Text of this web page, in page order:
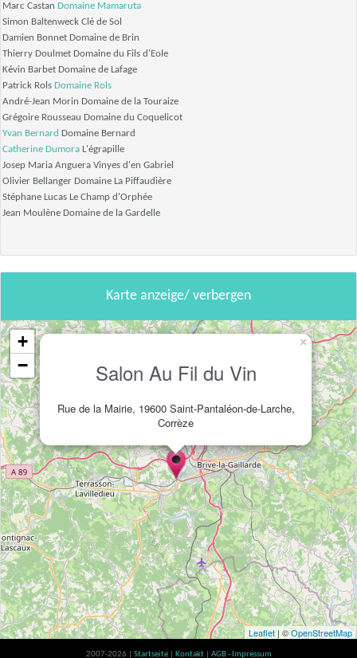
Marc Castan Domaine Mamaruta
Simon Baltenweck Clé de Sol
Damien Bonnet Domaine de Brin
Thierry Doulmet Domaine du Fils d'Eole
Kévin Barbet Domaine de Lafage
Patrick Rols Domaine Rols
André-Jean Morin Domaine de la Touraize
Grégoire Rousseau Domaine du Coquelicot
Yvan Bernard Domaine Bernard
Catherine Dumora L'égrapille
Josep Maria Anguera Vinyes d'en Gabriel
Olivier Bellanger Domaine La Piffaudière
Stéphane Lucas Le Champ d'Orphée
Jean Moulène Domaine de la Gardelle
Karte anzeige/ verbergen
Salon Au Fil du Vin
Rue de la Mairie, 19600 Saint-Pantaléon-de-Larche,
Corrèze
×
+
−
Leaflet | ©OpenStreetMap
2007-2026 | Startseite Kontakt AGB - Impressum